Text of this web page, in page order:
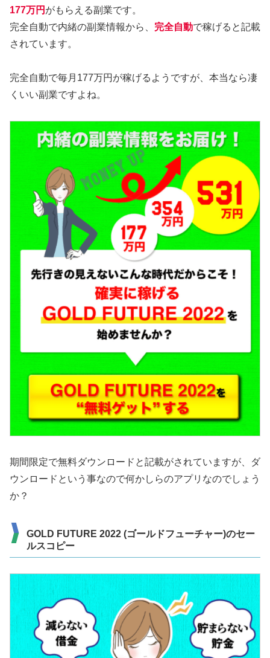
177万円 がもらえる副業です。
完全自動で内緒の副業情報から、 完全自動で稼げると記載
されています。
完全自動で毎月177万円が稼げるようですが、本当なら凄
くいい副業ですよね。
期間限定で無料ダウンロードと記載がされていますが、ダ
ウンロードという事なので何かしらのアプリなのでしょう
か？
GOLD FUTURE 2022 (ゴールドフューチャー)のセー
ルスコピー